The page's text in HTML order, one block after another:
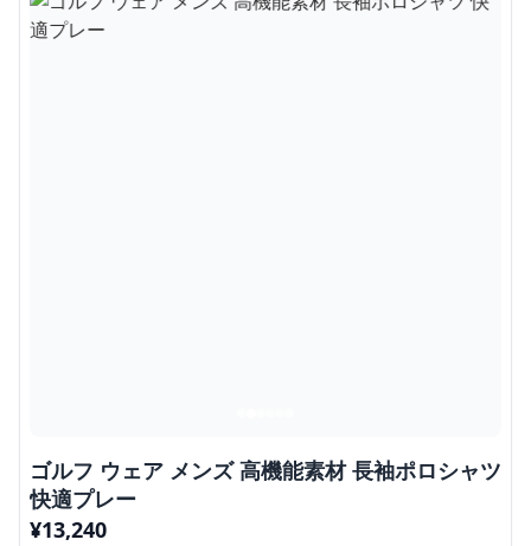
ゴルフ ウェア メンズ 高機能素材 長袖ポロシャツ
快適プレー
¥13,240